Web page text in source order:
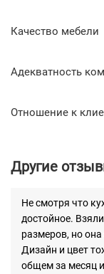
Качество мебели
Адекватность
Отношение к
Другие
Не смотря что
достойное.
размеров, но
Дизайн и цвет
общем за месяц